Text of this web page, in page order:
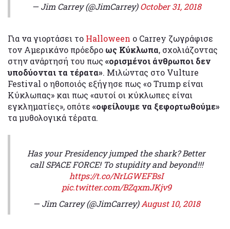
— Jim Carrey (@JimCarrey)October 31, 2018
Για να γιορτάσει το Halloween ο Carrey ζωγράφισε
τον Αμερικάνο πρόεδρο ως Κύκλωπα, σχολιάζοντας
στην ανάρτησή του πως «ορισμένοι άνθρωποι δεν
υποδύονται τα τέρατα». Μιλώντας στο Vulture
Festival ο ηθοποιός εξήγησε πως «ο Trump είναι
Κύκλωπας» και πως «αυτοί οι κύκλωπες είναι
εγκληματίες», οπότε «οφείλουμε να ξεφορτωθούμε»
τα μυθολογικά τέρατα.
Has your Presidency jumped the shark? Better
call SPACE FORCE! To stupidity and beyond!!!
https://t.co/NrLGWEFBsI
pic.twitter.com/BZqxmJKjv9
— Jim Carrey (@JimCarrey)August 10, 2018